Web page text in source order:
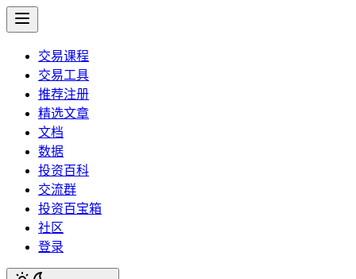
交易课程
交易工具
推荐注册
精选文章
文档
数据
投资百科
交流群
投资百宝箱
社区
登录